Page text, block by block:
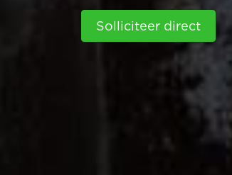
Solliciteer direct